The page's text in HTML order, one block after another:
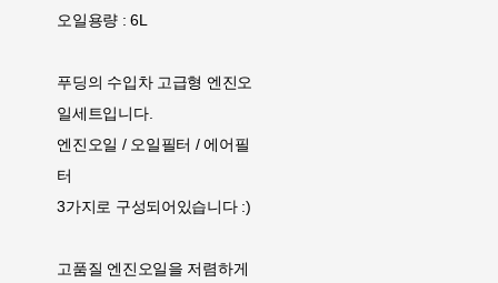
오일용량 : 6L
푸딩의 수입차 고급형 엔진오
일세트입니다.
엔진오일 / 오일필터 / 에어필
터
3가지로 구성되어있습니다 :)
고품질 엔진오일을 저렴하게